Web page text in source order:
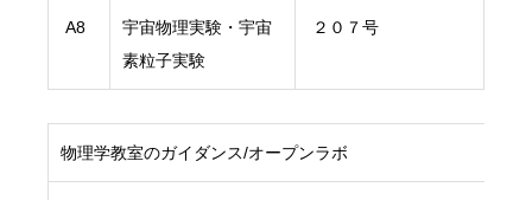
A8
宇宙物理実験・宇宙
素粒子実験
２０７号
物理学教室のガイダンス/オープンラボ